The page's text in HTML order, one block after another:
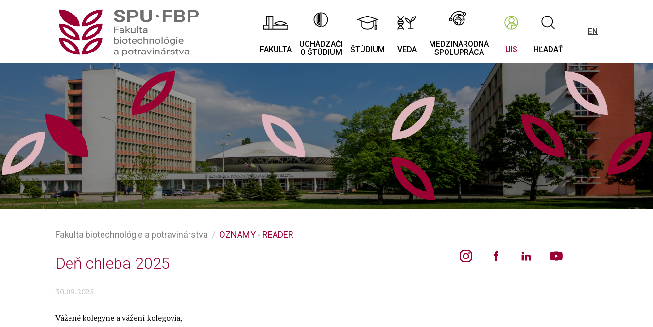
FAKULTA
UCHÁDZAČI
O ŠTÚDIUM
ŠTÚDIUM VEDA
MEDZINÁRODNÁ
SPOLUPRÁCA
UIS HĽADAŤ
EN
Fakulta biotechnológie a potravinárstva OZNAMY - READER
Deň chleba 2025
30.09.2025
Vážené kolegyne a vážení kolegovia,